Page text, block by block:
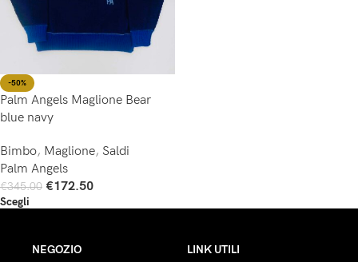
-50%
Palm Angels Maglione Bear
blue navy
Bimbo, Maglione, Saldi
Palm Angels
€345.00 €172.50
Scegli
NEGOZIO
LINK UTILI